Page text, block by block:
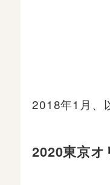
2018年1月、
2020東京